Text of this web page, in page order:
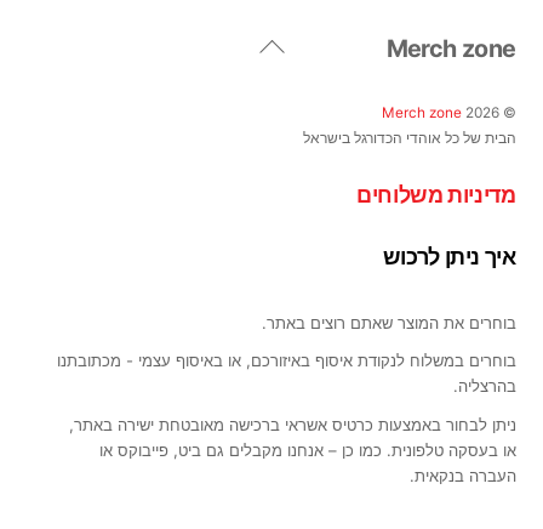
את
בעמוד
המוצר
Back
Merch zone
©
Merch zone2026
הבית של כל אוהדי הכדורגל בישראל
מדיניות משלוחים
איך ניתן לרכוש
בוחרים את המוצר שאתם רוצים באתר.
בוחרים במשלוח לנקודת איסוף באיזורכם, או באיסוף עצמי - מכתובתנו
בהרצליה.
ניתן לבחור באמצעות כרטיס אשראי ברכישה מאובטחת ישירה באתר,
או בעסקה טלפונית. כמו כן – אנחנו מקבלים גם ביט, פייבוקס או
העברה בנקאית.